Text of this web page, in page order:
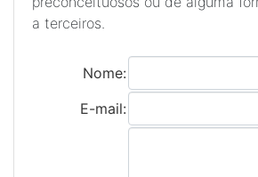
a terceiros.
Nome:
E-mail: